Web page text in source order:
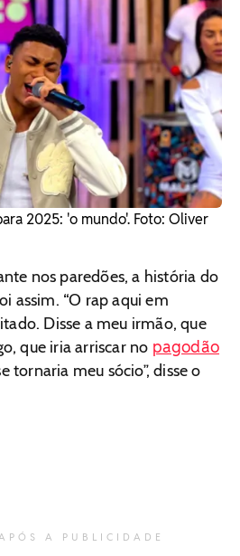
2025: 'o mundo'. Foto: Oliver
nos paredões, a história do
assim. “O rap aqui em
Disse a meu irmão, que
que iria arriscar no pagodão
tornaria meu sócio”, disse o
A PUBLICIDADE